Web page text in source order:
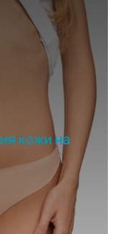
кожи на